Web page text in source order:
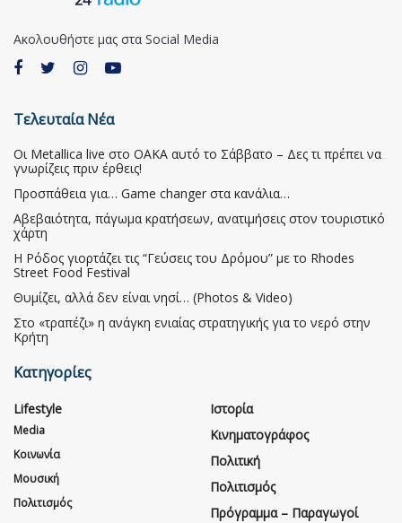
Ακολουθήστε μας στα Social Media
Τελευταία Νέα
Οι Metallica live στο ΟΑΚΑ αυτό το Σάββατο – Δες τι πρέπει να
γνωρίζεις πριν έρθεις!
Προσπάθεια για… Game changer στα κανάλια…
Αβεβαιότητα, πάγωμα κρατήσεων, ανατιμήσεις στον τουριστικό
χάρτη
Η Ρόδος γιορτάζει τις “Γεύσεις του Δρόμου” με το Rhodes
Street Food Festival
Θυμίζει, αλλά δεν είναι νησί… (Photos & Video)
Στο «τραπέζι» η ανάγκη ενιαίας στρατηγικής για το νερό στην
Κρήτη
Κατηγορίες
Lifestyle
Media
Κοινωνία
Μουσική
Πολιτισμός
Ιστορία
Κινηματογράφος
Πολιτική
Πολιτισμός
Πρόγραμμα – Παραγωγοί